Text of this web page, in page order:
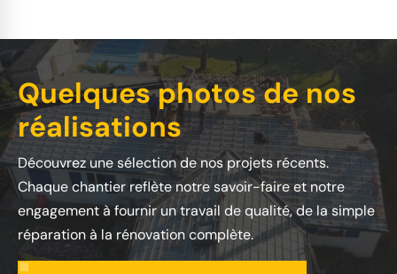
Quelques photos de nos
réalisations
Découvrez une sélection de nos projets récents.
Chaque chantier reflète notre savoir-faire et notre
engagement à fournir un travail de qualité, de la simple
réparation à la rénovation complète.